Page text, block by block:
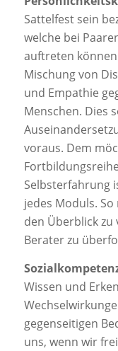
Sattelfest sein
welche bei
auftreten
Mischung von
und Empathie
Menschen. Dies
voraus. Dem
Selbsterfahrung
jedes Moduls.
den Überblick zu
Berater zu
Wissen und
gegenseitigen
uns, wenn wir